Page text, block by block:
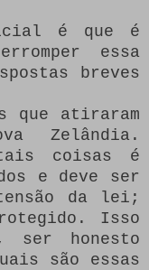
é que é
essa
breves
que atiraram
Zelândia.
coisas é
e deve ser
da lei;
Isso
ser honesto
são essas